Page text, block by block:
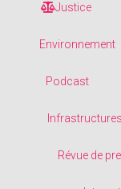
Justice
Environnement
Podcast
Infrastructures
Révue de